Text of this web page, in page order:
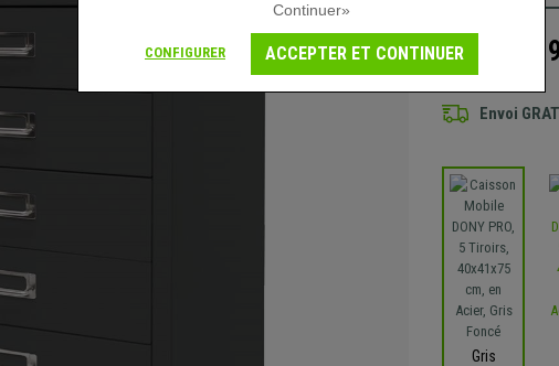
249,90 €
Envoi
Gris
Continuer»
CONFIGURER ACCEPTER ET CONTINUER